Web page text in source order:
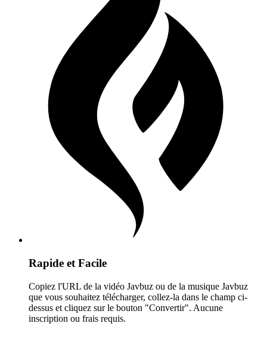
Rapide et Facile
Copiez l'URL de la vidéo Javbuz ou de la musique Javbuz
que vous souhaitez télécharger, collez-la dans le champ ci-
dessus et cliquez sur le bouton "Convertir". Aucune
inscription ou frais requis.